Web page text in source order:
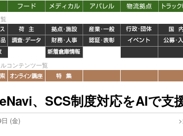
コンテンツ一覧
、SCS制度対応をAIで支
(金)